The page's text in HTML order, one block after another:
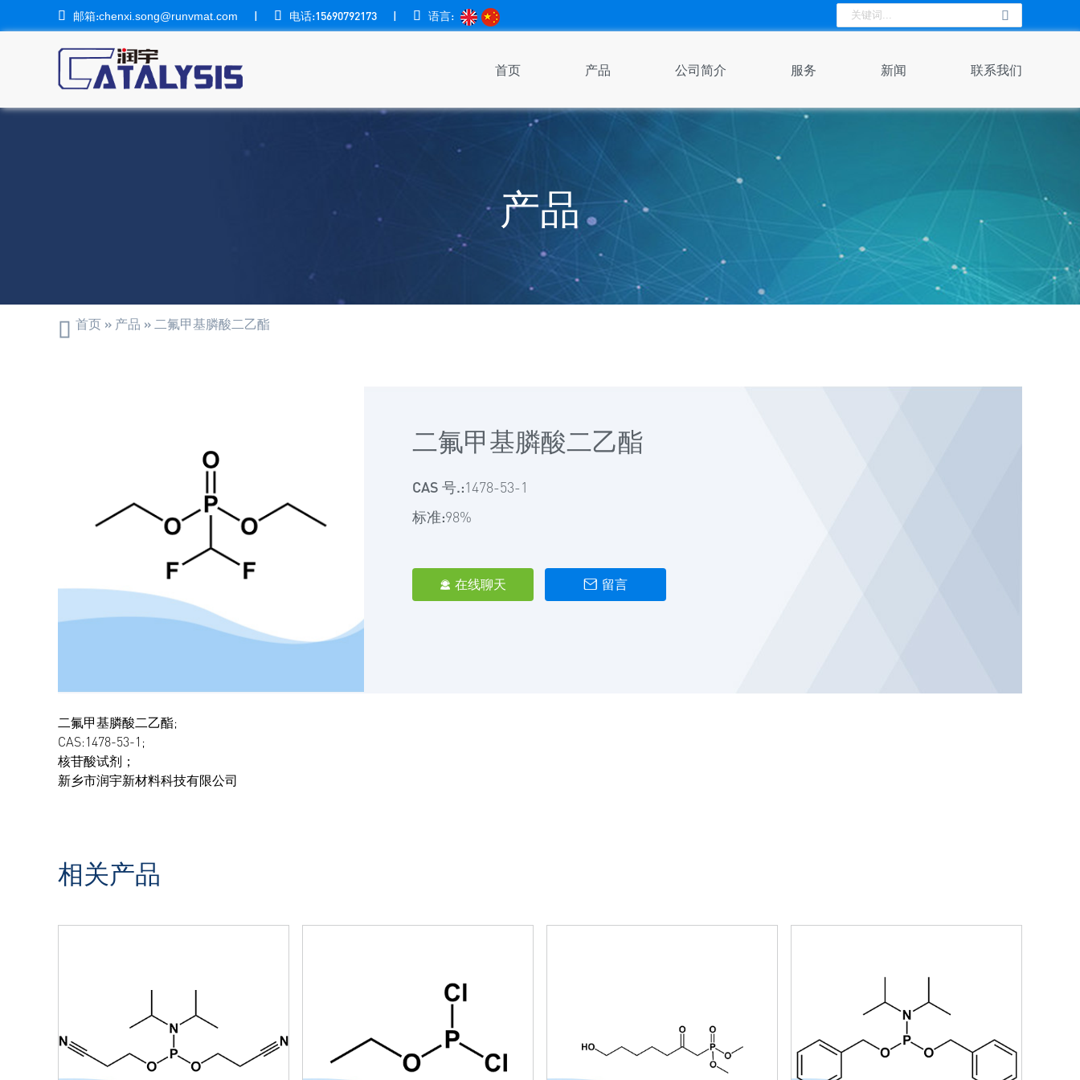
 邮箱:chenxi.song@runvmat.com |  电话:15690792173 |  语言:
首页 产品 公司简介 服务 新闻 联系我们
产品
 首页 » 产品 » 二氟甲基膦酸二乙酯
二氟甲基膦酸二乙酯
CAS 号.:1478-53-1
标准:98%
 在线聊天  留言
二氟甲基膦酸二乙酯;
CAS:1478-53-1;
核苷酸试剂；
新乡市润宇新材料科技有限公司
相关产品